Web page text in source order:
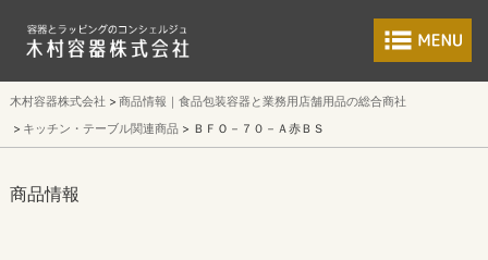
食品包装容器と
木村容器株式会社
商品情報｜食品包装容器と業務用店舗用品の総合商社
キッチン・テーブル関連商品
ＢＦＯ－７０－Ａ赤ＢＳ
商品情報